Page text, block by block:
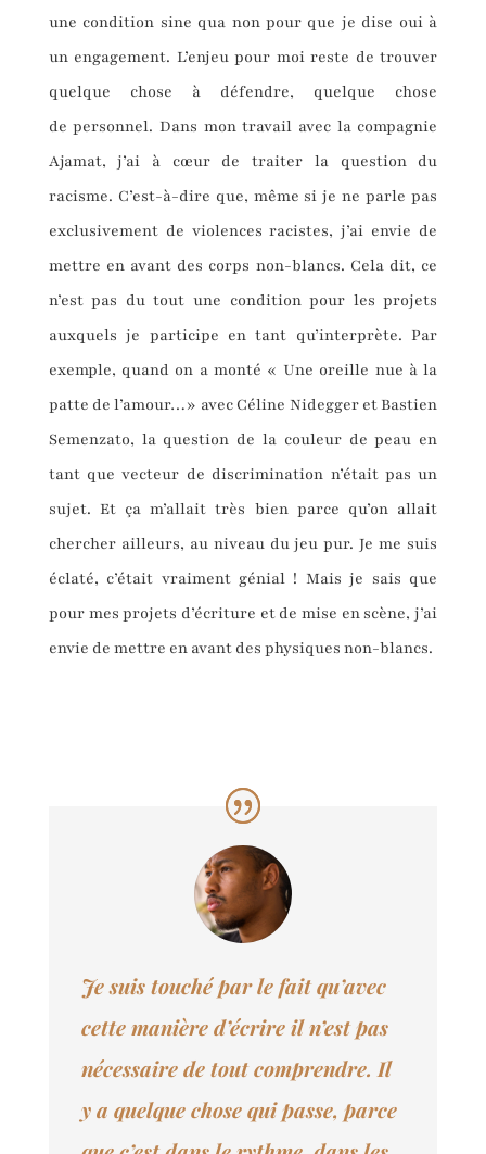
une condition sine qua non pour que je dise oui à
un engagement. L’enjeu pour moi reste de trouver
quelque chose à défendre, quelque chose
de personnel. Dans mon travail avec la compagnie
Ajamat, j’ai à cœur de traiter la question du
racisme. C’est-à-dire que, même si je ne parle pas
exclusivement de violences racistes, j’ai envie de
mettre en avant des corps non-blancs. Cela dit, ce
n’est pas du tout une condition pour les projets
auxquels je participe en tant qu’interprète. Par
exemple, quand on a monté « Une oreille nue à la
patte de l’amour…» avec Céline Nidegger et Bastien
Semenzato, la question de la couleur de peau en
tant que vecteur de discrimination n’était pas un
sujet. Et ça m’allait très bien parce qu’on allait
chercher ailleurs, au niveau du jeu pur. Je me suis
éclaté, c’était vraiment génial ! Mais je sais que
pour mes projets d’écriture et de mise en scène, j’ai
envie de mettre en avant des physiques non-blancs.
Je suis touché par le fait qu’avec
cette manière d’écrire il n’est pas
nécessaire de tout comprendre. Il
y a quelque chose qui passe, parce